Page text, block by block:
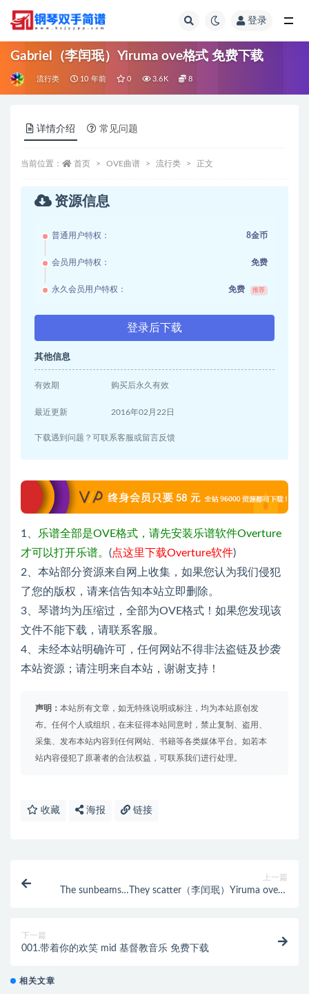
登录
Gabriel（李闰珉）Yiruma ove格式 免费下载
流行类 10 年前 0 3.6K 8
详情介绍 常见问题
当前位置： 首页 OVE曲谱 流行类 正文
资源信息
普通用户特权： 8金币
会员用户特权： 免费
永久会员用户特权： 免费 推荐
登录后下载
其他信息
有效期 购买后永久有效
最近更新 2016年02月22日
下载遇到问题？可联系客服或留言反馈
1、 乐谱全部是OVE格式，请先安装乐谱软件Overture
才可以打开乐谱。 (点这里下载Overture软件)
2、本站部分资源来自网上收集，如果您认为我们侵犯
了您的版权，请来信告知本站立即删除。
3、琴谱均为压缩过，全部为OVE格式！如果您发现该
文件不能下载，请联系客服。
4、未经本站明确许可，任何网站不得非法盗链及抄袭
本站资源；请注明来自本站，谢谢支持！
声明： 本站所有文章，如无特殊说明或标注，均为本站原创发
布。任何个人或组织，在未征得本站同意时，禁止复制、盗用、
采集、发布本站内容到任何网站、书籍等各类媒体平台。如若本
站内容侵犯了原著者的合法权益，可联系我们进行处理。
收藏 海报 链接
上一篇
The sunbeams…They scatter（李闰珉）Yiruma ove格
下一篇
001.带着你的欢笑 mid 基督教音乐 免费下载
相关文章